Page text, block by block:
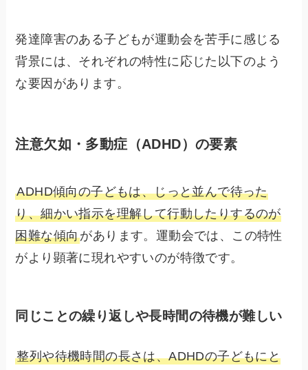
発達障害のある子どもが運動会を苦手に感じる
背景には、それぞれの特性に応じた以下のよう
な要因があります。
注意欠如・多動症（ADHD）の要素
ADHD傾向の子どもは、じっと並んで待った
り、細かい指示を理解して行動したりするのが
困難な傾向があります。運動会では、この特性
がより顕著に現れやすいのが特徴です。
同じことの繰り返しや長時間の待機が難しい
整列や待機時間の長さは、ADHDの子どもにと